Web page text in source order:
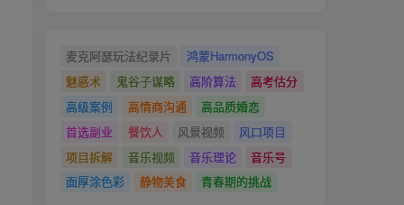
麦克阿瑟玩法纪录片
鸿蒙HarmonyOS
魅惑术
鬼谷子谋略 高阶算法
高考估分
高级案例
高情商沟通
高品质婚恋
首选副业
餐饮人 风景视频
风口项目
项目拆解
音乐视频 音乐理论
音乐号
面厚涂色彩
静物美食 青春期的挑战